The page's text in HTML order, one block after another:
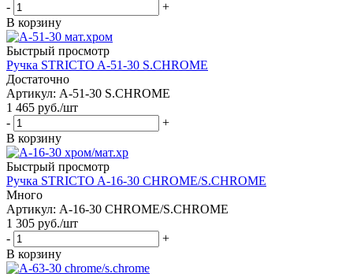
-
+
В корзину
Быстрый просмотр
Ручка STRICTO A-51-30 S.CHROME
Достаточно
Артикул: A-51-30 S.CHROME
1 465 руб./шт
-
+
В корзину
Быстрый просмотр
Ручка STRICTO A-16-30 CHROME/S.CHROME
Много
Артикул: A-16-30 CHROME/S.CHROME
1 305 руб./шт
-
+
В корзину